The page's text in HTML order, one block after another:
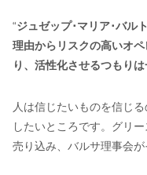
“ジュゼップ･マリア･バル
理由からリスクの高いオ
り、活性化させるつもり
人は信じたいものを信じ
したいところです。グリ
売り込み、バルサ理事会が